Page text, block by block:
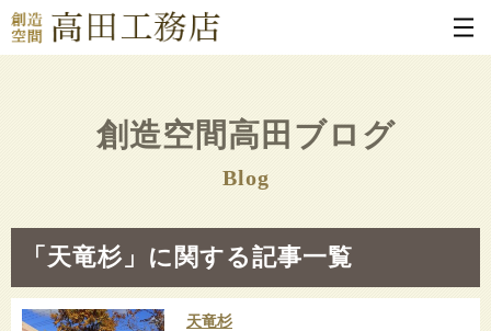
創造空間高田ブログ
Blog
「天竜杉」に関する記事一覧
天竜杉